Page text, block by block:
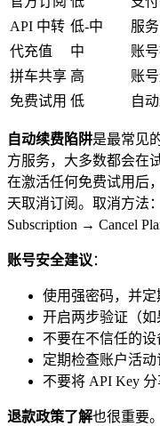
API 中转 低-中 服
代充值
中 账
拼车共享 高 账
免费试用 低 自
自动续费陷阱是最常见
方服务，大多数都会在
在激活任何免费试用后
天取消订阅。取消方法
Subscription → Cancel
账号安全建议 ：
使用强密码，并定
开启两步验证（如
不要在不信任的设
定期检查账户活动
不要将 API Key
退款政策了解也很重要